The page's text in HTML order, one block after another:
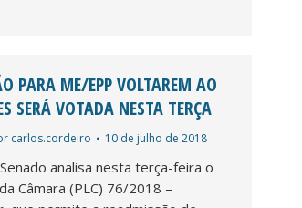
PARA ME/EPP VOLTAREM AO
SERÁ VOTADA NESTA TERÇA
carlos.cordeiro 10 de julho de 2018
analisa nesta terça-feira o
Câmara (PLC) 76/2018 –